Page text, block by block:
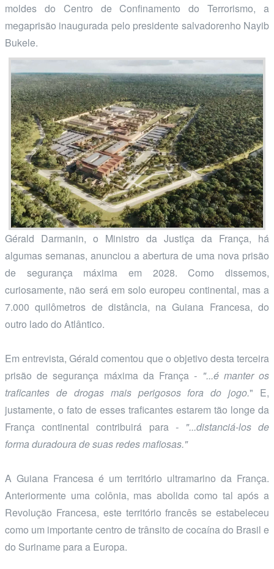
moldes do Centro de Confinamento do Terrorismo, a
megaprisão inaugurada pelo presidente salvadorenho Nayib
Bukele.
Gérald Darmanin, o Ministro da Justiça da França, há
algumas semanas, anunciou a abertura de uma nova prisão
de segurança máxima em 2028. Como dissemos,
curiosamente, não será em solo europeu continental, mas a
7.000 quilômetros de distância, na Guiana Francesa, do
outro lado do Atlântico.
Em entrevista, Gérald comentou que o objetivo desta terceira
prisão de segurança máxima da França - "...é manter os
traficantes de drogas mais perigosos fora do jogo." E,
justamente, o fato de esses traficantes estarem tão longe da
França continental contribuirá para - "...distanciá-los de
forma duradoura de suas redes mafiosas."
A Guiana Francesa é um território ultramarino da França.
Anteriormente uma colônia, mas abolida como tal após a
Revolução Francesa, este território francês se estabeleceu
como um importante centro de trânsito de cocaína do Brasil e
do Suriname para a Europa.